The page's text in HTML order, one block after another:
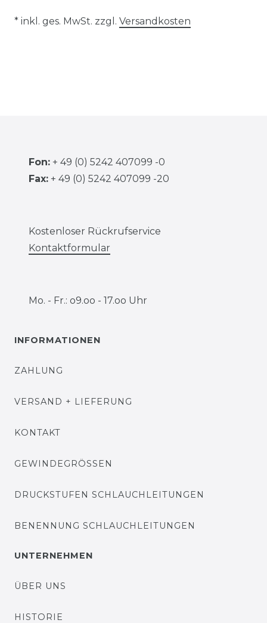
* inkl. ges. MwSt. zzgl. Versandkosten
Fon: + 49 (0) 5242 407099 -0
Fax: + 49 (0) 5242 407099 -20
Kostenloser Rückrufservice
Kontaktformular
Mo. - Fr.: o9.oo - 17.oo Uhr
INFORMATIONEN
ZAHLUNG
VERSAND + LIEFERUNG
KONTAKT
GEWINDEGRÖSSEN
DRUCKSTUFEN SCHLAUCHLEITUNGEN
BENENNUNG SCHLAUCHLEITUNGEN
UNTERNEHMEN
ÜBER UNS
HISTORIE